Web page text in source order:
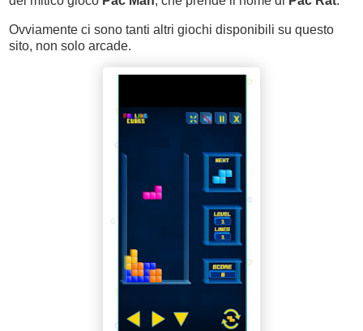
Ovviamente ci sono tanti altri giochi disponibili su questo
sito, non solo arcade.